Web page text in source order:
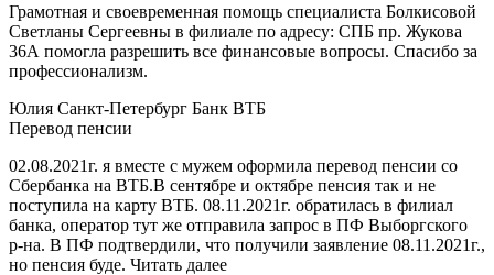
Грамотная и своевременная помощь специалиста Болкисовой
Светланы Сергеевны в филиале по адресу: СПБ пр. Жукова
36А помогла разрешить все финансовые вопросы. Спасибо за
профессионализм.
Юлия Санкт-Петербург Банк ВТБ
Перевод пенсии
02.08.2021г. я вместе с мужем оформила перевод пенсии со
Сбербанка на ВТБ.В сентябре и октябре пенсия так и не
поступила на карту ВТБ. 08.11.2021г. обратилась в филиал
банка, оператор тут же отправила запрос в ПФ Выборгского
р-на. В ПФ подтвердили, что получили заявление 08.11.2021г.,
но пенсия буде. Читать далее